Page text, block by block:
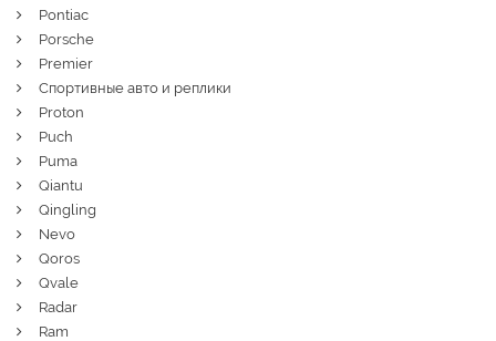
Pontiac
Porsche
Premier
Спортивные авто и реплики
Proton
Puch
Puma
Qiantu
Qingling
Nevo
Qoros
Qvale
Radar
Ram